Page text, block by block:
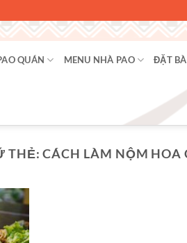
QUÁN MENU NHÀ PAO ĐẶT
THẺ:CÁCH LÀM NỘM HOA